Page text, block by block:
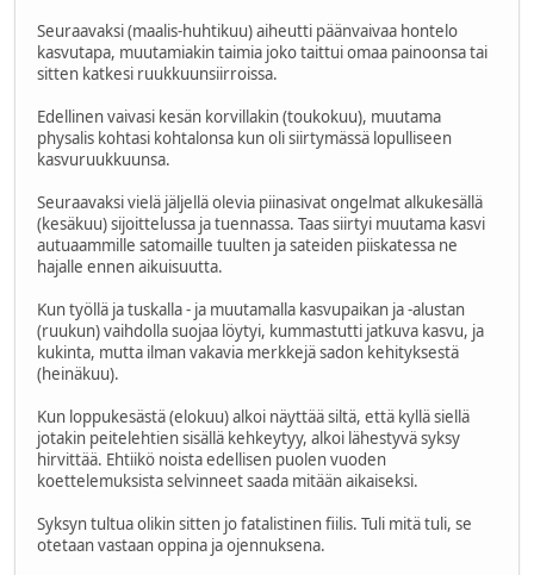
Seuraavaksi (maalis-huhtikuu) aiheutti päänvaivaa hontelo
kasvutapa, muutamiakin taimia joko taittui omaa painoonsa tai
sitten katkesi ruukkuunsiirroissa.
Edellinen vaivasi kesän korvillakin (toukokuu), muutama
physalis kohtasi kohtalonsa kun oli siirtymässä lopulliseen
kasvuruukkuunsa.
Seuraavaksi vielä jäljellä olevia piinasivat ongelmat alkukesällä
(kesäkuu) sijoittelussa ja tuennassa. Taas siirtyi muutama kasvi
autuaammille satomaille tuulten ja sateiden piiskatessa ne
hajalle ennen aikuisuutta.
Kun työllä ja tuskalla - ja muutamalla kasvupaikan ja -alustan
(ruukun) vaihdolla suojaa löytyi, kummastutti jatkuva kasvu, ja
kukinta, mutta ilman vakavia merkkejä sadon kehityksestä
(heinäkuu).
Kun loppukesästä (elokuu) alkoi näyttää siltä, että kyllä siellä
jotakin peitelehtien sisällä kehkeytyy, alkoi lähestyvä syksy
hirvittää. Ehtiikö noista edellisen puolen vuoden
koettelemuksista selvinneet saada mitään aikaiseksi.
Syksyn tultua olikin sitten jo fatalistinen fiilis. Tuli mitä tuli, se
otetaan vastaan oppina ja ojennuksena.